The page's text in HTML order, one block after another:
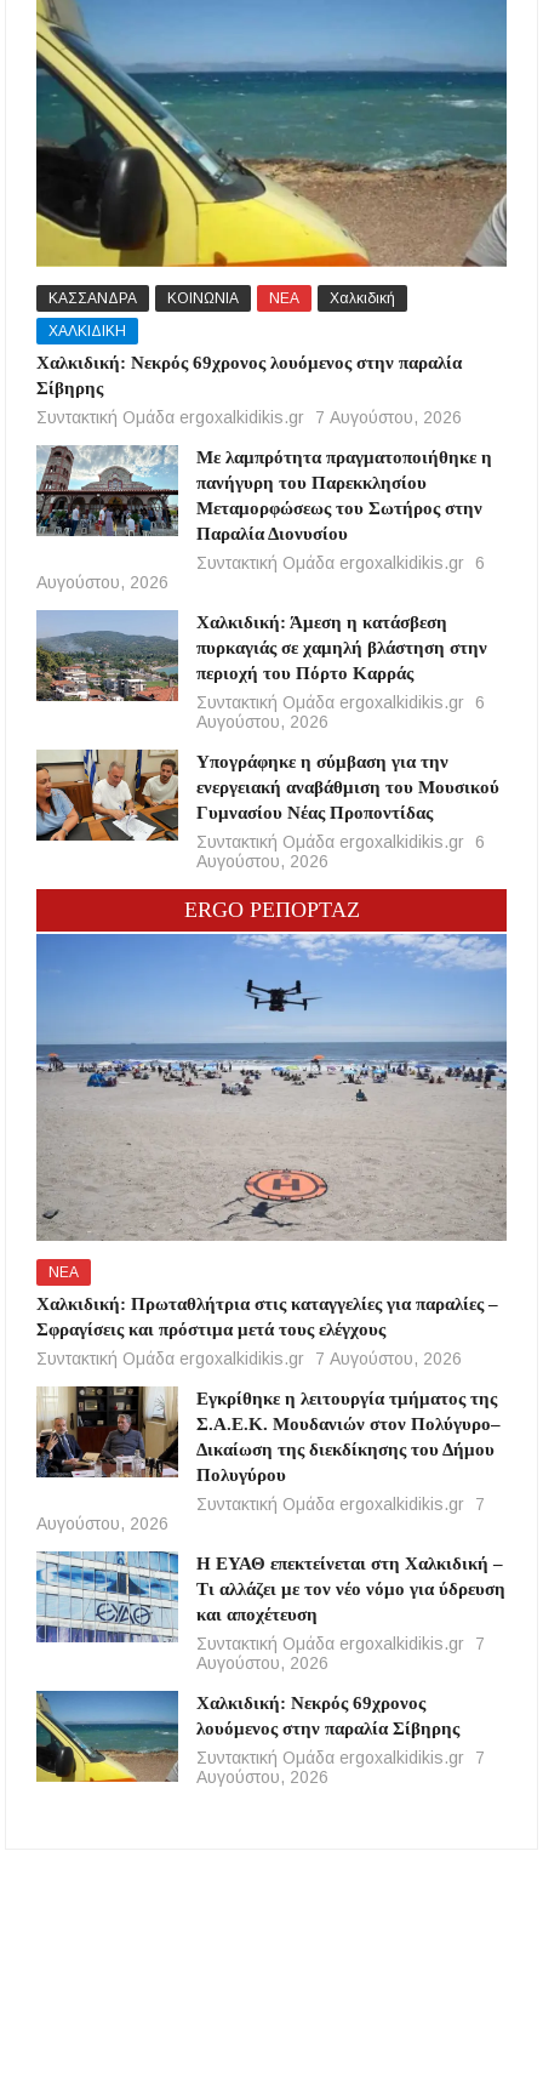
ΚΑΣΣΑΝΔΡΑ ΚΟΙΝΩΝΙΑ ΝΕΑ
Χαλκιδική
ΧΑΛΚΙΔΙΚΗ
Χαλκιδική: Νεκρός 69χρονος λουόμενος στην παραλία
Σίβηρης
Συντακτική Ομάδα ergoxalkidikis.gr
7 Αυγούστου, 2026
Με λαμπρότητα πραγματοποιήθηκε η
πανήγυρη του Παρεκκλησίου
Μεταμορφώσεως του Σωτήρος στην
Παραλία Διονυσίου
Συντακτική Ομάδα ergoxalkidikis.gr
6
Αυγούστου, 2026
Χαλκιδική: Άμεση η κατάσβεση
πυρκαγιάς σε χαμηλή βλάστηση στην
περιοχή του Πόρτο Καρράς
Συντακτική Ομάδα ergoxalkidikis.gr
6
Αυγούστου, 2026
Υπογράφηκε η σύμβαση για την
ενεργειακή αναβάθμιση του Μουσικού
Γυμνασίου Νέας Προποντίδας
Συντακτική Ομάδα ergoxalkidikis.gr
6
Αυγούστου, 2026
ERGO ΡΕΠΟΡΤΑΖ
ΝΕΑ
Χαλκιδική: Πρωταθλήτρια στις καταγγελίες για παραλίες –
Σφραγίσεις και πρόστιμα μετά τους ελέγχους
Συντακτική Ομάδα ergoxalkidikis.gr
7 Αυγούστου, 2026
Εγκρίθηκε η λειτουργία τμήματος της
Σ.Α.Ε.Κ. Μουδανιών στον Πολύγυρο–
Δικαίωση της διεκδίκησης του Δήμου
Πολυγύρου
Συντακτική Ομάδα ergoxalkidikis.gr
7
Αυγούστου, 2026
Η ΕΥΑΘ επεκτείνεται στη Χαλκιδική –
Τι αλλάζει με τον νέο νόμο για ύδρευση
και αποχέτευση
Συντακτική Ομάδα ergoxalkidikis.gr
7
Αυγούστου, 2026
Χαλκιδική: Νεκρός 69χρονος
λουόμενος στην παραλία Σίβηρης
Συντακτική Ομάδα ergoxalkidikis.gr
7
Αυγούστου, 2026